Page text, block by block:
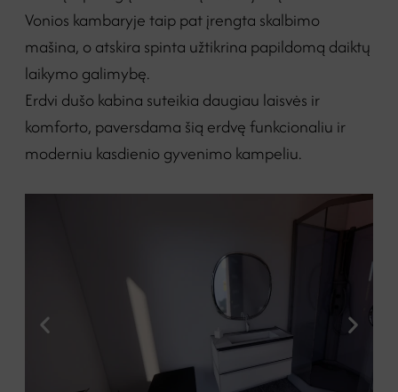
Vonios kambaryje taip pat įrengta skalbimo
mašina, o atskira spinta užtikrina papildomą daiktų
laikymo galimybę.
Erdvi dušo kabina suteikia daugiau laisvės ir
komforto, paversdama šią erdvę funkcionaliu ir
moderniu kasdienio gyvenimo kampeliu.